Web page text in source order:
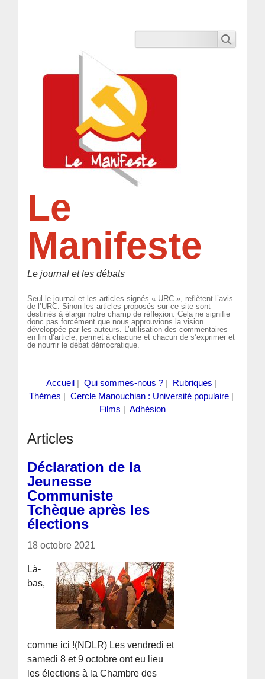
Le
Manifeste
Le journal et les débats
Seul le journal et les articles signés « URC », reflètent l’avis
de l’URC. Sinon les articles proposés sur ce site sont
destinés à élargir notre champ de réflexion. Cela ne signifie
donc pas forcément que nous approuvions la vision
développée par les auteurs. L’utilisation des commentaires
en fin d’article, permet à chacune et chacun de s’exprimer et
de nourrir le débat démocratique.
Accueil Qui sommes-nous ?| Rubriques
Thèmes
Cercle Manouchian : Université populaire
Films
Adhésion
Articles
Déclaration de la
Jeunesse
Communiste
Tchèque après les
élections
18 octobre 2021
Là-
bas,
comme ici !(NDLR) Les vendredi et
samedi 8 et 9 octobre ont eu lieu
les élections à la Chambre des